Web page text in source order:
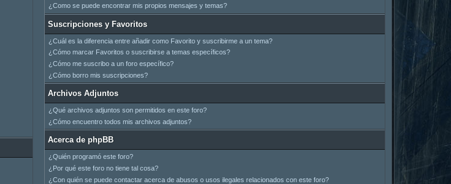
¿Como se puede encontrar mis propios mensajes y temas?
Suscripciones y Favoritos
¿Cuál es la diferencia entre añadir como Favorito y suscribirme a un tema?
¿Cómo marcar Favoritos o suscribirse a temas específicos?
¿Cómo me suscribo a un foro específico?
¿Cómo borro mis suscripciones?
Archivos Adjuntos
¿Qué archivos adjuntos son permitidos en este foro?
¿Cómo encuentro todos mis archivos adjuntos?
Acerca de phpBB
¿Quién programó este foro?
¿Por qué este foro no tiene tal cosa?
¿Con quién se puede contactar acerca de abusos o usos ilegales relacionados con este foro?